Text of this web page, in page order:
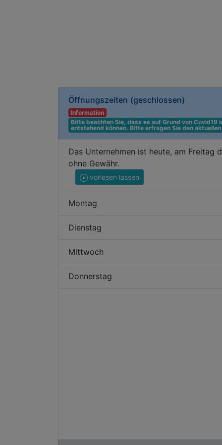
Öffnungszeiten (geschlossen)
Information
Bitte beachten Sie, dass es auf Grund von
entstehend können. Bitte erfragen Sie den
Das Unternehmen ist heute, am
ohne Gewähr.
vorlesen lassen
Montag
Dienstag
Mittwoch
Donnerstag